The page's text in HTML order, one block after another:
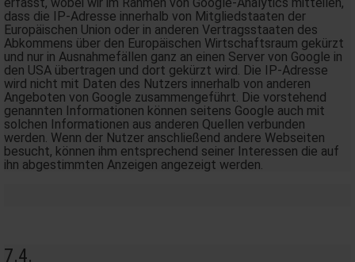
dass die IP-Adresse innerhalb von Mitgliedstaaten der
Europäischen Union oder in anderen Vertragsstaaten des
Abkommens über den Europäischen Wirtschaftsraum gekürzt
und nur in Ausnahmefällen ganz an einen Server von Google in
den USA übertragen und dort gekürzt wird. Die IP-Adresse
wird nicht mit Daten des Nutzers innerhalb von anderen
Angeboten von Google zusammengeführt. Die vorstehend
genannten Informationen können seitens Google auch mit
solchen Informationen aus anderen Quellen verbunden
werden. Wenn der Nutzer anschließend andere Webseiten
besucht, können ihm entsprechend seiner Interessen die auf
ihn abgestimmten Anzeigen angezeigt werden.
7.4.